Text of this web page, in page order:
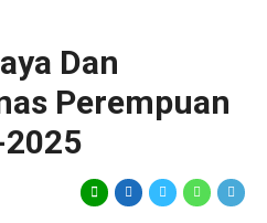
Dan
Perempuan